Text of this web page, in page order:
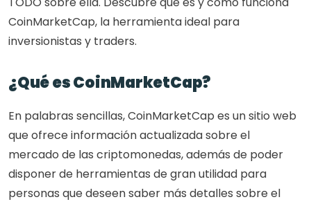
CoinMarketCap, la herramienta ideal para
inversionistas y traders.
¿Qué es CoinMarketCap?
En palabras sencillas, CoinMarketCap es un sitio web
que ofrece información actualizada sobre el
mercado de las criptomonedas, además de poder
disponer de herramientas de gran utilidad para
personas que deseen saber más detalles sobre el